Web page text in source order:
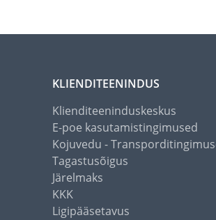
KLIENDITEENINDUS
Klienditeeninduskeskus
E-poe kasutamistingimused
Kojuvedu -
Tagastusõigus
Järelmaks
KKK
Ligipääsetavus